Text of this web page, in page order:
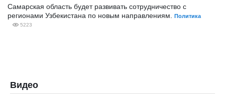
Самарская область будет развивать сотрудничество с
регионами Узбекистана по новым направлениям.
Политика
5223
Видео